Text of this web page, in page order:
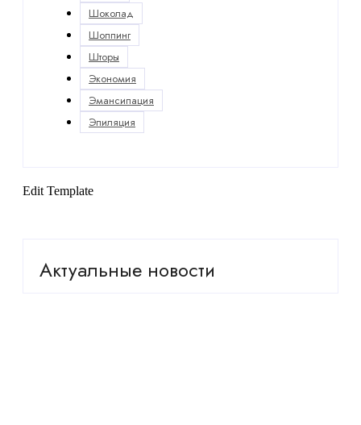
Шоколад
Шоппинг
Шторы
Экономия
Эмансипация
Эпиляция
Edit Template
Актуальные новости